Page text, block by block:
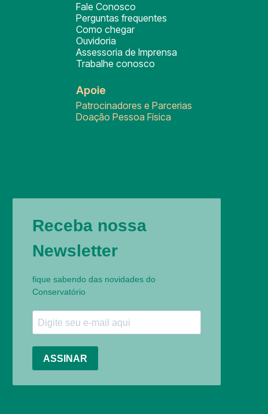
Fale Conosco
Perguntas frequentes
Como chegar
Ouvidoria
Assessoria de Imprensa
Trabalhe conosco
Apoie
Patrocinadores e Parcerias
Doação Pessoa Física